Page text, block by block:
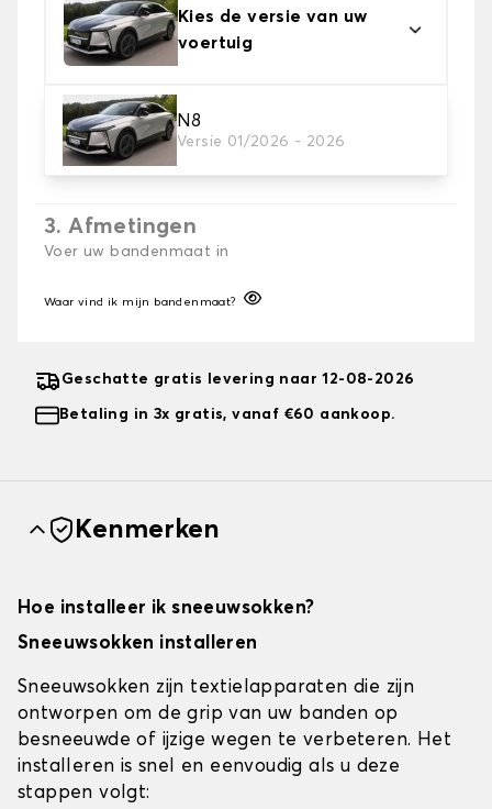
Kies de versie van uw
voertuig
N8
Versie 01/2026 - 2026
2. Sokken afwerken
Kies de juiste sneeuwsokken voor uw behoeftes
3. Afmetingen
Voer uw bandenmaat in
Waar vind ik mijn bandenmaat?
Geschatte gratis levering naar 12-08-2026
Betaling in 3x gratis, vanaf €60 aankoop.
Kenmerken
Hoe installeer ik sneeuwsokken?
Sneeuwsokken installeren
Sneeuwsokken zijn textielapparaten die zijn
ontworpen om de grip van uw banden op
besneeuwde of ijzige wegen te verbeteren. Het
installeren is snel en eenvoudig als u deze
stappen volgt: